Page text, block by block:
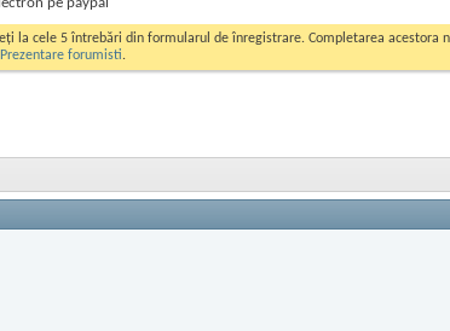
la cele 5 întrebări din formularul de înregistrare. Completarea
Prezentare forumisti.